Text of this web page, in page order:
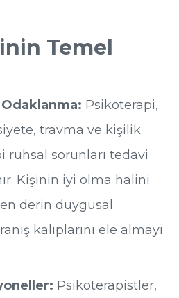
Temel
Odaklanma: Psikoterapi,
travma ve kişilik
ruhsal sorunları tedavi
Kişinin iyi olma halini
derin duygusal
kalıplarını ele almayı
Psikoterapistler,